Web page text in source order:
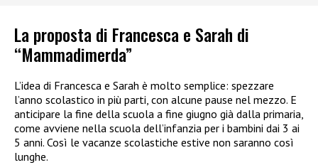
La proposta di Francesca e Sarah di
“Mammadimerda”
L’idea di Francesca e Sarah è molto semplice: spezzare
l’anno scolastico in più parti, con alcune pause nel mezzo. E
anticipare la fine della scuola a fine giugno già dalla primaria,
come avviene nella scuola dell’infanzia per i bambini dai 3 ai
5 anni. Così le vacanze scolastiche estive non saranno così
lunghe.